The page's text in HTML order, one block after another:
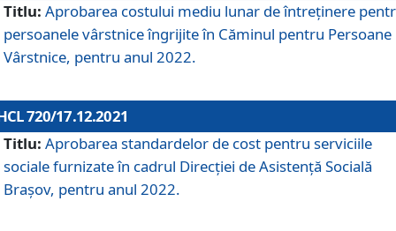
Titlu: Aprobarea costului mediu lunar de întreţinere
persoanele vârstnice îngrijite în Căminul pentru Persoane
Vârstnice, pentru anul 2022.
720/17.12.2021
Titlu: Aprobarea standardelor de cost pentru serviciile
sociale furnizate în cadrul Direcției de Asistență Socială
Brașov, pentru anul 2022.